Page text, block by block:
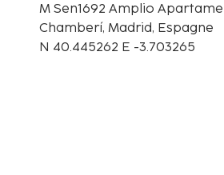
M Sen1692 Amplio
Chamberí, Madrid, Espagne
N 40.445262 E -3.703265